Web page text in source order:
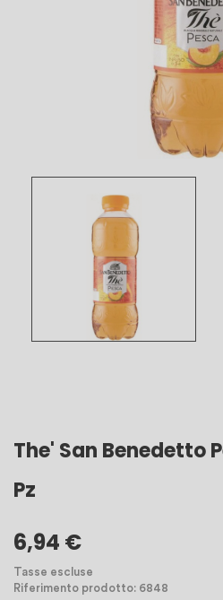
The' San Benedetto
Pz
6,94 €
Tasse escluse
Riferimento prodotto: 6848